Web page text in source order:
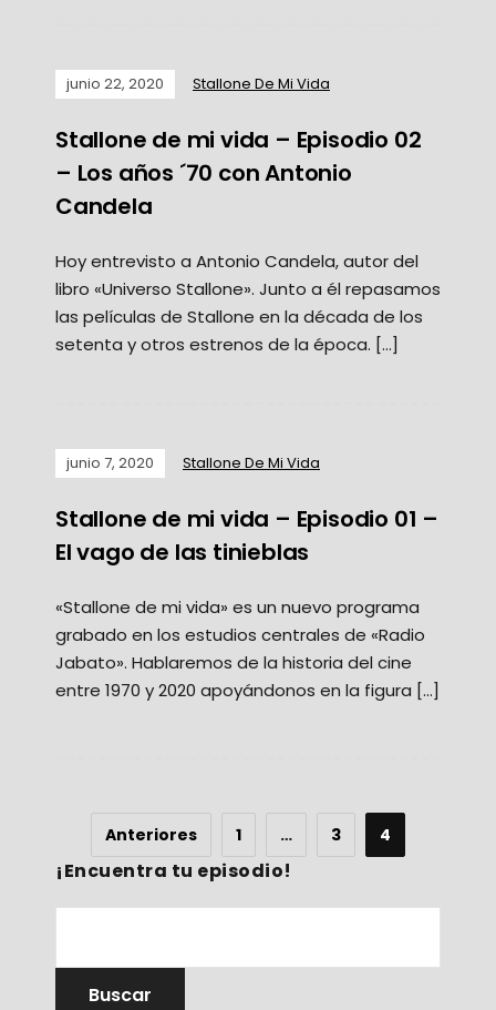
junio 22, 2020 Stallone De Mi Vida
Stallone de mi vida – Episodio 02
– Los años ´70 con Antonio
Candela
Hoy entrevisto a Antonio Candela, autor del
libro «Universo Stallone». Junto a él repasamos
las películas de Stallone en la década de los
setenta y otros estrenos de la época. […]
junio 7, 2020 Stallone De Mi Vida
Stallone de mi vida – Episodio 01 –
El vago de las tinieblas
«Stallone de mi vida» es un nuevo programa
grabado en los estudios centrales de «Radio
Jabato». Hablaremos de la historia del cine
entre 1970 y 2020 apoyándonos en la figura […]
Anteriores 1 … 3 4
¡Encuentra tu episodio!